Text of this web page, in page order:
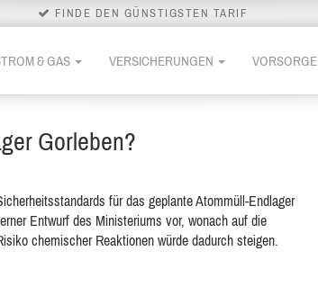
FINDE DEN GÜNSTIGSTEN TARIF
& GAS VERSICHERUNGEN VORSORGE
Gorleben?
für das geplante Atommüll-Endlager
Entwurf des Ministeriums vor, wonach auf die
chemischer Reaktionen würde dadurch steigen.